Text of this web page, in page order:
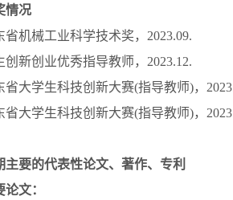
情况
省机械工业科学技术奖，2023.09.
创新创业优秀指导教师，2023.12.
省大学生科技创新大赛(指导教师)，
省大学生科技创新大赛(指导教师)，
主要的代表性论文、著作、专利
论文：